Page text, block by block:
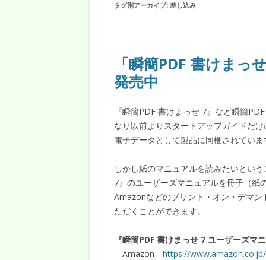
タグ別アーカイブ: 差し込み
「瞬簡PDF 書けまっ
発売中
『瞬簡PDF 書けまっせ 7』など瞬簡
なり以前よりスタートアップガイドだ
電子データとして製品に同梱されていま
しかし紙のマニュアルを読みたいとい
7』のユーザーズマニュアルを冊子（紙
Amazonなどのプリント・オン・デマ
ただくことができます。
『瞬簡PDF 書けまっせ 7 ユーザーズマ
Amazon https://